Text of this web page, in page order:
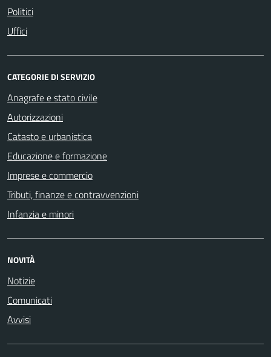
Politici
Uffici
CATEGORIE DI SERVIZIO
Anagrafe e stato civile
Autorizzazioni
Catasto e urbanistica
Educazione e formazione
Imprese e commercio
Tributi, finanze e contravvenzioni
Infanzia e minori
NOVITÀ
Notizie
Comunicati
Avvisi